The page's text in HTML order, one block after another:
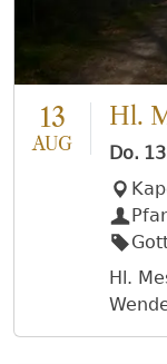
13
AUG
Hl.
Do.
Hl.